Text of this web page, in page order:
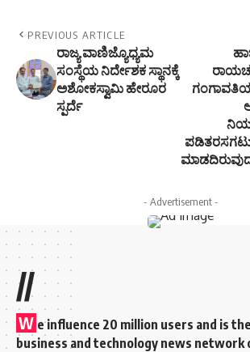
PREVIOUS ARTICLE
ರಾಜ್ಯ ವಾಣಿಜ್ಯೊಧ್ಯಮ
ಸಂಸ್ಥೆಯ ನಿರ್ದೇಶಕ ಸ್ಥಾನಕ್ಕೆ
ಅಶೋಕಸ್ವಾಮಿ ಹೇರೂರ
ಸ್ಪರ್ದೆ
- Advertisement -
//
W e influence 20 million users and is
business and technology news network